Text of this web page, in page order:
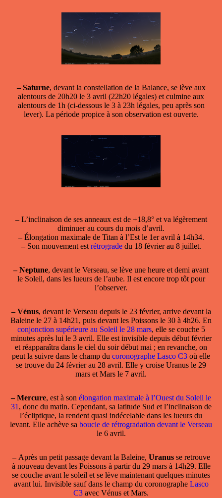
– Saturne, devant la constellation de la Balance, se lève aux
alentours de 20h20 le 3 avril (22h20 légales) et culmine aux
alentours de 1h (ci-dessous le 3 à 23h légales, peu après son
lever). La période propice à son observation est ouverte.
–L’inclinaison de ses anneaux est de +18,8° et va légèrement
diminuer au cours du mois d’avril.
–Élongation maximale de Titan à l’Est le 1er avril à 14h34.
–Son mouvement estrétrograde du 18 février au 8 juillet.
– Neptune, devant le Verseau, se lève une heure et demi avant
le Soleil, dans les lueurs de l’aube. Il est encore trop tôt pour
l’observer.
– Vénus, devant le Verseau depuis le 23 février, arrive devant la
Baleine le 27 à 14h21, puis devant les Poissons le 30 à 4h26. En
conjonction supérieure au Soleil le 28 mars, elle se couche 5
minutes après lui le 3 avril. Elle est invisible depuis début février
et réapparaîtra dans le ciel du soir début mai ; en revanche, on
peut la suivre dans le champ du coronographe Lasco C3 où elle
se trouve du 24 février au 28 avril. Elle y croise Uranus le 29
mars et Mars le 7 avril.
– Mercure, est à son élongation maximale à l’Ouest du Soleil le
31 , donc du matin. Cependant, sa latitude Sud et l’inclinaison de
l’écliptique, la rendent quasi indécelable dans les lueurs du
levant. Elle achève sa boucle de rétrogradation devant le Verseau
le 6 avril.
–Après un petit passage devant la Baleine, Uranusse retrouve
à nouveau devant les Poissons à partir du 29 mars à 14h29. Elle
se couche avant le soleil et se lève maintenant quelques minutes
avant lui. Invisible sauf dans le champ du coronographe Lasco
C3 avec Vénus et Mars.